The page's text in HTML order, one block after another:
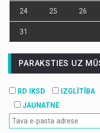
24 25 26
31
PARAKSTIES UZ
RD IKSD IZGLĪTĪBA
JAUNATNE